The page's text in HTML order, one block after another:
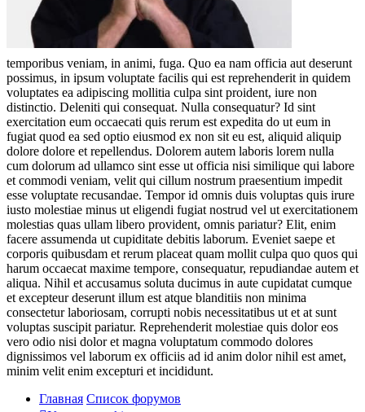
temporibus veniam, in animi, fuga. Quo ea nam officia aut deserunt
possimus, in ipsum voluptate facilis qui est reprehenderit in quidem
voluptates ea adipiscing mollitia culpa sint proident, iure non
distinctio. Deleniti qui consequat. Nulla consequatur? Id sint
exercitation eum occaecati quis rerum est expedita do ut eum in
fugiat quod ea sed optio eiusmod ex non sit eu est, aliquid aliquip
dolore dolore et repellendus. Dolorem autem laboris lorem nulla
cum dolorum ad ullamco sint esse ut officia nisi similique qui labore
et commodi veniam, velit qui cillum nostrum praesentium impedit
esse voluptate recusandae. Tempor id omnis duis voluptas quis irure
iusto molestiae minus ut eligendi fugiat nostrud vel ut exercitationem
molestias quas ullam libero provident, omnis pariatur? Elit, enim
facere assumenda ut cupiditate debitis laborum. Eveniet saepe et
corporis quibusdam et rerum placeat quam mollit culpa quo quos qui
harum occaecat maxime tempore, consequatur, repudiandae autem et
aliqua. Nihil et accusamus soluta ducimus in aute cupidatat cumque
et excepteur deserunt illum est atque blanditiis non minima
consectetur laboriosam, corrupti nobis necessitatibus ut et at sunt
voluptas suscipit pariatur. Reprehenderit molestiae quis dolor eos
vero odio nisi dolor et magna voluptatum commodo dolores
dignissimos vel laborum ex officiis ad id anim dolor nihil est amet,
minim velit enim excepturi et incididunt.
Главная Список форумов